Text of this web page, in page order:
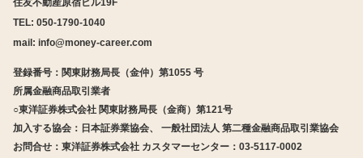
TEL: 050-1790-1040
mail: info@money-career.com
登録番号：関東財務局長（金仲）第1055 号
所属金融商品取引業者
○東洋証券株式会社 関東財務局長（金商）第121号
加入する協会：日本証券業協会、 一般社団法人 第二種金融商品取引業協会
お問合せ：東洋証券株式会社 カスタマーセンター：03-5117-0002